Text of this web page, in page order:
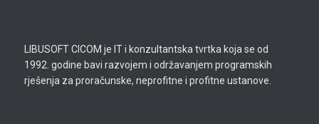
LIBUSOFT CICOM je IT i konzultantska tvrtka koja se od
1992. godine bavi razvojem i održavanjem programskih
rješenja za proračunske, neprofitne i profitne ustanove.